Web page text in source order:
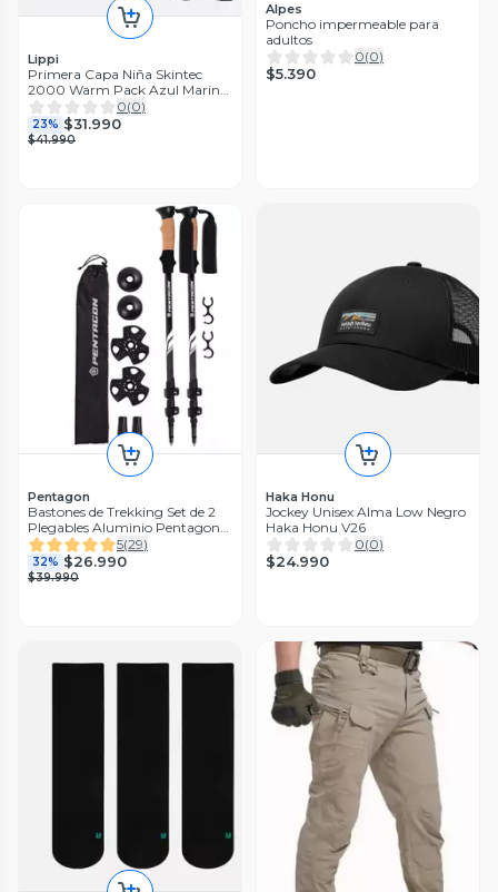
Lippi
Primera Capa Niña Skintec
2000 Warm Pack Azul Marino
Lippi I24
0(0)
23% $31.990
$41.990
Alpes
Poncho impermeable para
adultos
0(0)
$5.390
Pentagon
Bastones de Trekking Set de 2
Plegables Aluminio Pentagon
negro
5(29)
32% $26.990
$39.990
Haka Honu
Jockey Unisex Alma Low Negro
Haka Honu V26
0(0)
$24.990